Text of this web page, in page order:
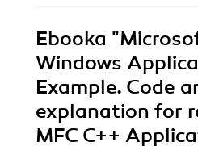
Ebooka
Windows
Example. Code
explanation for
MFC C++